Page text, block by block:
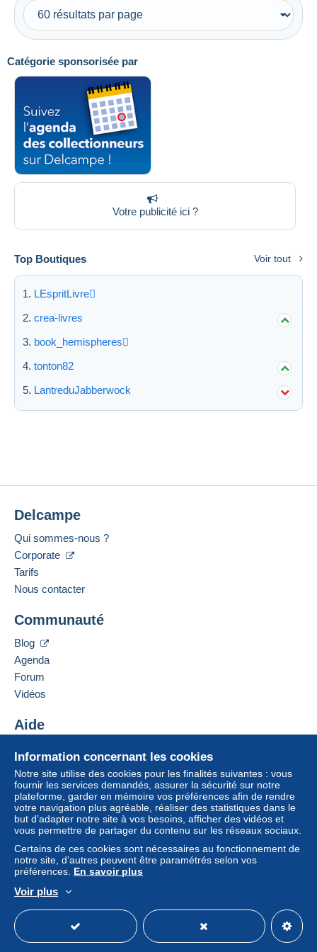
Uniquement en réduction
PayPal
Virement bancaire
Visa
Mastercard
Bancontact
iDeal
Monde entier
Catégorie sponsorisée par
Votre publicité ici ?
Top Boutiques Voir tout
LEspritLivre
crea-livres
book_hemispheres
tonton82
LantreduJabberwock
Information concernant les cookies
Notre site utilise des cookies pour les finalités suivantes : vous
fournir les services demandés, assurer la sécurité sur notre
plateforme, garder en mémoire vos préférences afin de rendre
votre navigation plus agréable, réaliser des statistiques dans le
but d’adapter notre site à vos besoins, afficher des vidéos et
vous permettre de partager du contenu sur les réseaux sociaux.
Certains de ces cookies sont nécessaires au fonctionnement de
notre site, d’autres peuvent être paramétrés selon vos
préférences. En savoir plus
Voir plus
Delcampe
Qui sommes-nous ?
Corporate
Tarifs
Nous contacter
Communauté
Blog
Agenda
Forum
Vidéos
Aide
Acheter sur Delcampe
Vendre sur Delcampe
Un site sécurisé